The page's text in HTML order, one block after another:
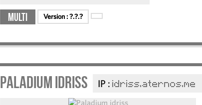
Multi Version :?.?.?
Paladium idriss IP : idriss.aternos.me